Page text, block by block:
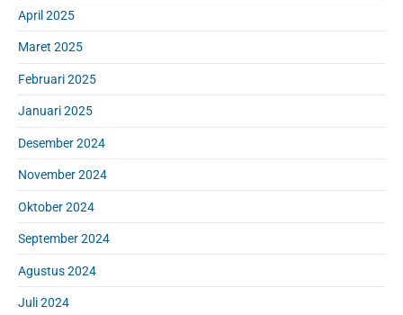
April 2025
Maret 2025
Februari 2025
Januari 2025
Desember 2024
November 2024
Oktober 2024
September 2024
Agustus 2024
Juli 2024